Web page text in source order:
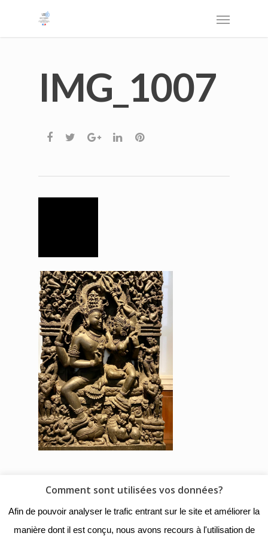
IMG_1007
© 2018 - Collège Henri de
Navarre |Mentions légales|
Comment sont utilisées vos données?
Afin de pouvoir analyser le trafic entrant sur le site et améliorer la
manière dont il est conçu, nous avons recours à l'utilisation de